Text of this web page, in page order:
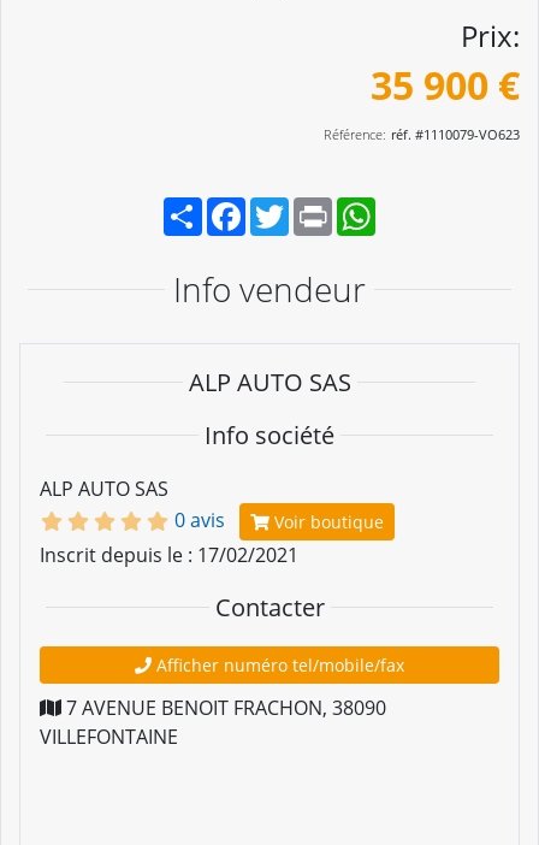
Prix:
35 900 €
Référence: réf. #1110079-VO623
PartagerFacebook
TwitterPrint
Info vendeur
ALP AUTO SAS
Info société
ALP AUTO SAS
0 avis
Voir boutique
Inscrit depuis le : 17/02/2021
Contacter
Afficher numéro tel/mobile/fax
7 AVENUE BENOIT FRACHON, 38090
VILLEFONTAINE